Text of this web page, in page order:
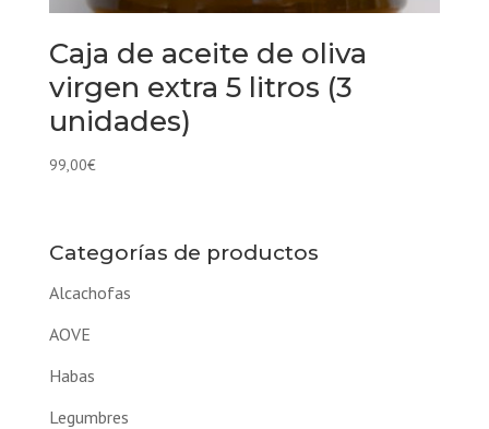
Caja de aceite de oliva
virgen extra 5 litros (3
unidades)
99,00€
Categorías de productos
Alcachofas
AOVE
Habas
Legumbres